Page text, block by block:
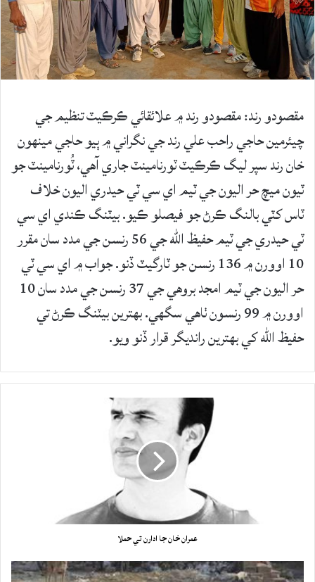
مقصودو رند: مقصودو رند ۾ علائقائي ڪرڪيٽ تنظيم جي
چيئرمين حاجي راحب علي رند جي نگراني ۾ ٻيو حاجي مينھون
خان رند سپر ليگ ڪرڪيٽ ٽورنامينٽ جاري آهي، ٽُورنامينٽ جو
ٽيون ميچ حر اليون جي ٽيم اي سي ٽي حيدري اليون خلاف
ٽاس کٽي بالنگ ڪرڻ جو فيصلو ڪيو. بيٽنگ ڪندي اي سي
ٽي حيدري جي ٽيم حفيظ الله جي 56 رنسن جي مدد سان مقرر
10 اوورن ۾ 136 رنسن جو ٽارگيٽ ڏنو. جواب ۾ اي سي ٽي
حر اليون جي ٽيم امجد بروهي جي 37 رنسن جي مدد سان 10
اوورن ۾ 99 رنسون ٺاهي سگهي. بهترين بيٽنگ ڪرڻ تي
حفيظ الله کي بهترين رانديگر قرار ڏنو ويو.
عمران خان جا ادارن تي حملا